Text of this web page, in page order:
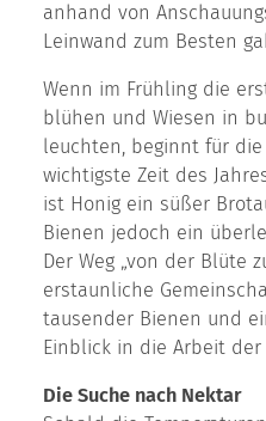
anhand von
Leinwand zum Besten
Wenn im Frühling die
blühen und Wiesen in
leuchten, beginnt für
wichtigste Zeit des
ist Honig ein süßer
Bienen jedoch ein
Der Weg „von der Blüte
erstaunliche
tausender Bienen und
Einblick in die Arbeit der
Die Suche nach Nektar